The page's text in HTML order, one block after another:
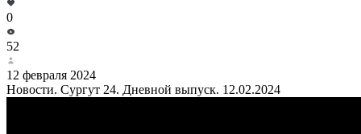
0
52
12 февраля 2024
Новости. Сургут 24. Дневной выпуск. 12.02.2024